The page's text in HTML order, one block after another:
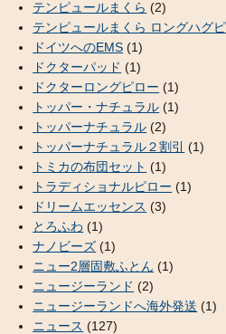
テンピュールまくら (2)
テンピュールまくら ロングハグ
ドイツへのEMS (1)
ドクターパッド (1)
ドクターロングピロー (1)
トッパー・ナチュラル (1)
トッパーナチュラル (2)
トッパーナチュラル２割引
(1)
トミカの布団セット (1)
トラディショナルピロー (1)
ドリームエッセンス (3)
とろふわ (1)
ナノビーズ (1)
ニュー2層固敷ふとん (1)
ニュージーランド (2)
ニュージーランドへ海外発送 (1)
ニュース (127)